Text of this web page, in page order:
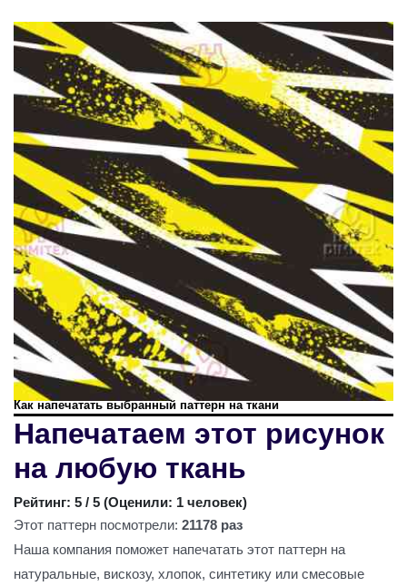
Как напечатать выбранный паттерн на ткани
Напечатаем этот рисунок
на любую ткань
Рейтинг: 5 / 5 (Оценили: 1 человек)
Этот паттерн посмотрели: 21178 раз
Наша компания поможет напечатать этот паттерн на
натуральные, вискозу, хлопок, синтетику или смесовые